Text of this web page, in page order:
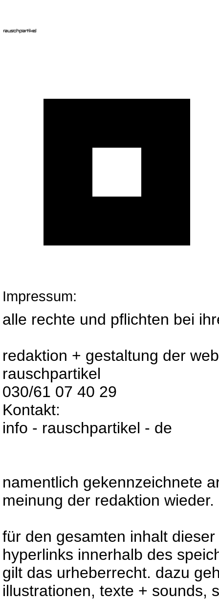
Impressum:
alle rechte und pflichten bei
redaktion + gestaltung der
rauschpartikel
030/61 07 40 29
Kontakt:
info - rauschpartikel - de
namentlich gekennzeichnete
meinung der redaktion wieder.
für den gesamten inhalt
hyperlinks innerhalb des
gilt das urheberrecht. dazu
illustrationen, texte + sounds,